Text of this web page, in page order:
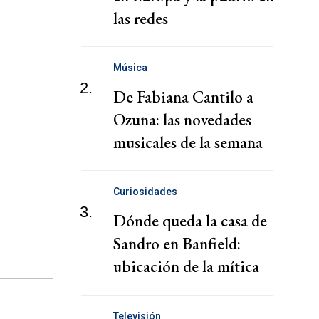
las redes
2.
Música
De Fabiana Cantilo a
Ozuna: las novedades
musicales de la semana
3.
Curiosidades
Dónde queda la casa de
Sandro en Banfield:
ubicación de la mítica
Televisión